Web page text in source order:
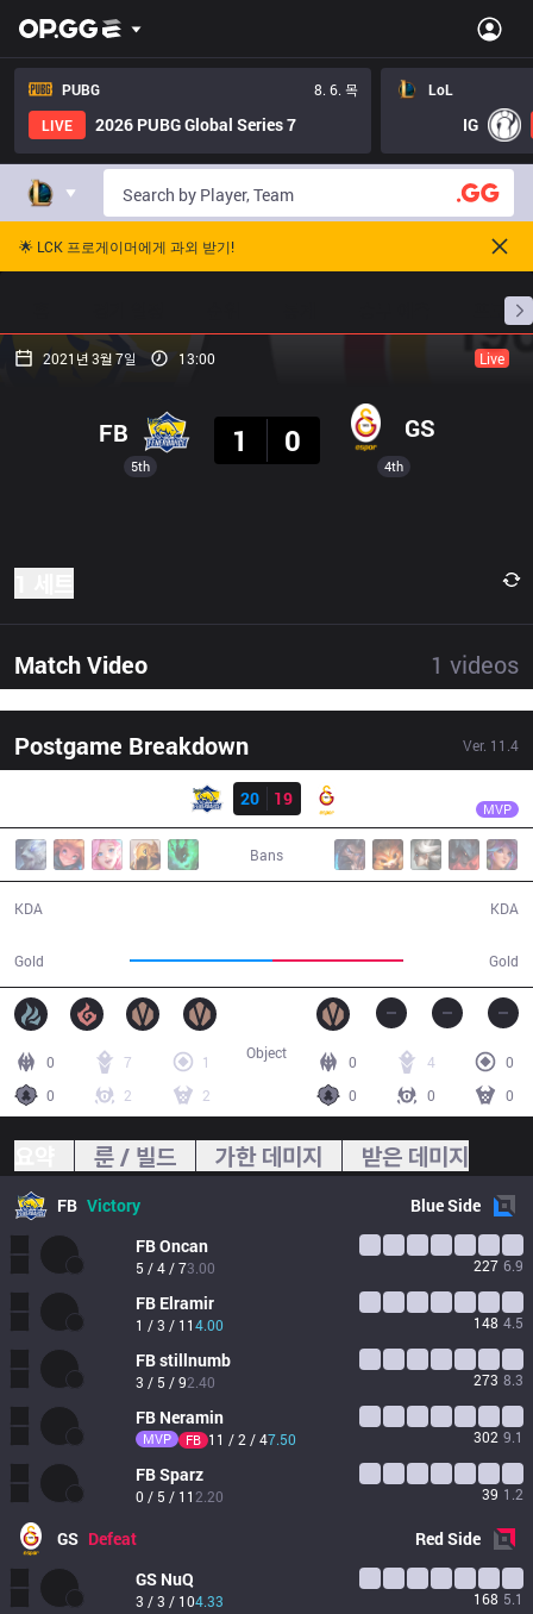
PUBG
8. 6. 목
LIVE
2026 PUBG Global Series 7
LoL
IG
🌟 LCK 프로게이머에게 과외 받기!
프로빌
2021년 3월 7일 13:00 Live
5th
FB
1
0 GS
4th
Match Video 1 videos
Postgame Breakdown Ver. 11.4
20
19 MVP
Bans
KDA
Gold Gold
KDA
0 7
1
0
2 2
0 4
0
0
0 0
Object
룬 / 빌드 가한 데미지 받은 데미지
FB Victory BlueSide
FBOncan
5 / 4 / 73.00 227 6.9
FB Elramir
1 / 3 / 114.00 148 4.5
FBstillnumb
3 / 5 / 92.40 273 8.3
FB Neramin
MVP FB 11 / 2 / 47.50 302 9.1
FBSparz
0 / 5 / 11 2.20 39 1.2
GS Defeat RedSide
GS NuQ
3 / 3 / 104.33 168 5.1